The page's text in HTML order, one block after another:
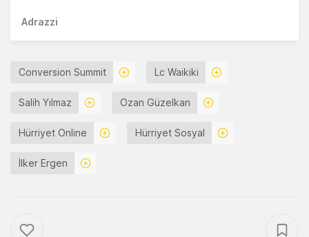
Adrazzi
Conversion Summit Lc Waikiki
Salih Yılmaz Ozan Güzelkan
Hürriyet Online Hürriyet Sosyal
İlker Ergen